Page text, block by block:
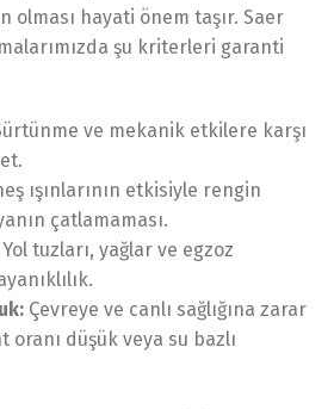
olması hayati önem taşır. Saer
şu kriterleri garanti
ve mekanik etkilere karşı
ışınlarının etkisiyle rengin
çatlamaması.
Yol tuzları, yağlar ve egzoz
Çevreye ve canlı sağlığına zarar
oranı düşük veya su bazlı